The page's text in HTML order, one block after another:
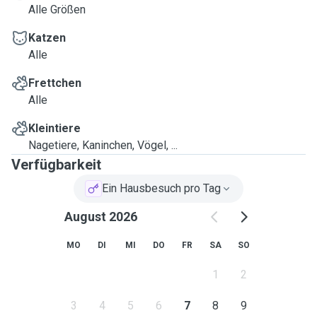
Alle Größen
Katzen
Alle
Frettchen
Alle
Kleintiere
Nagetiere, Kaninchen, Vögel, ...
Verfügbarkeit
Ein Hausbesuch pro Tag
August 2026
MO DI MI DO FR SA SO
1 2
3 4 5 6 7 8 9